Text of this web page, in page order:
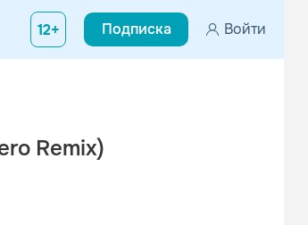
12+ Подписка Войти
Remix)